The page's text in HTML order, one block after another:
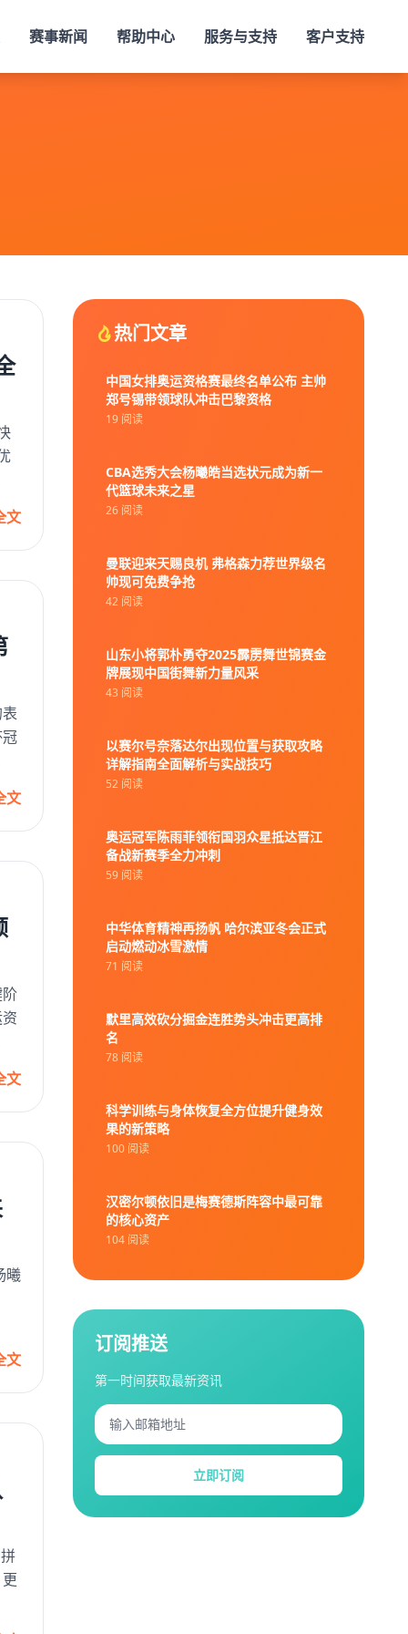
赛事新闻 帮助中心 服务与支持 客户支持
文
文
文
曦
文
热门文章
中国女排奥运资格赛最终名单公布 主帅
郑号锡带领球队冲击巴黎资格
19 阅读
CBA选秀大会杨曦皓当选状元成为新一
代篮球未来之星
26 阅读
曼联迎来天赐良机 弗格森力荐世界级名
帅现可免费争抢
42 阅读
山东小将郭朴勇夺2025霹雳舞世锦赛金
牌展现中国街舞新力量风采
43 阅读
以赛尔号奈落达尔出现位置与获取攻略
详解指南全面解析与实战技巧
52 阅读
奥运冠军陈雨菲领衔国羽众星抵达晋江
备战新赛季全力冲刺
59 阅读
中华体育精神再扬帆 哈尔滨亚冬会正式
启动燃动冰雪激情
71 阅读
默里高效砍分掘金连胜势头冲击更高排
名
78 阅读
科学训练与身体恢复全方位提升健身效
果的新策略
100 阅读
汉密尔顿依旧是梅赛德斯阵容中最可靠
的核心资产
104 阅读
订阅推送
第一时间获取最新资讯
立即订阅